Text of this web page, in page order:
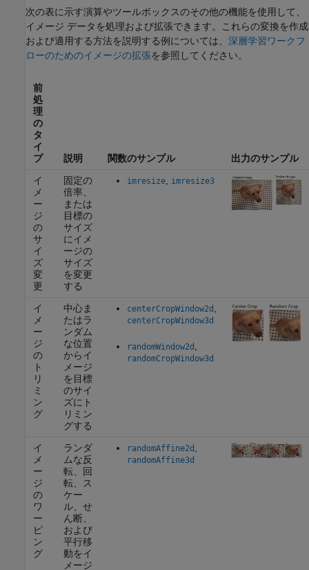
次の表に示す演算やツールボックスのその他の機能を使用して、
イメージ データを処理および拡張できます。これらの変換を作成
および適用する方法を説明する例については、 深層学習ワークフ
ローのためのイメージの拡張を参照してください。
前
処
理
の
タ
イ
プ
説明 関数のサンプル
出力のサンプル
イ
メ
ー
ジ
の
サ
イ
ズ
変
更
固定の
倍率、
または
目標の
サイズ
にイメ
ージの
サイズ
を変更
する
imresize, imresize3
イ
メ
ー
ジ
の
ト
リ
ミ
ン
グ
中心ま
たはラ
ンダム
な位置
からイ
メージ
を目標
のサイ
ズにト
リミン
グする
centerCropWindow2d
centerCropWindow3d
randomWindow2d
randomCropWindow3d
イ
メ
ー
ジ
の
ワ
ー
ピ
ン
グ
ランダ
ムな反
転、回
転、ス
ケー
ル、せ
ん断、
および
平行移
動をイ
メージ
randomAffine2d
randomAffine3d